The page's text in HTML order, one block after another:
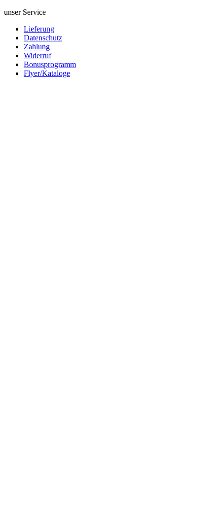
unser Service
Lieferung
Datenschutz
Zahlung
Widerruf
Bonusprogramm
Flyer/Kataloge